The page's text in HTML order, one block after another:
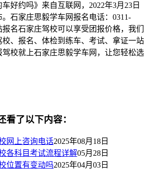
车好约吗》来自互联网，2022年3月23日
石家庄思毅学车网报名电话：0311-
报名石家庄驾校可以享受团报价格，我们
、报名、体检到练车、考试、拿证一站
校就上石家庄思毅学车网，让您轻松选
看了以下内容：
网上咨询电话2025年08月18日
各科目考试流程详解05月28日
位置有变动吗2025年04月03日